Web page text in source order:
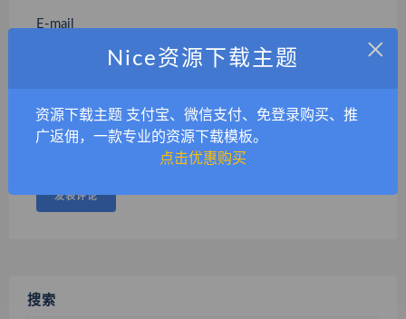
E-mail
网站
搜索
×
Nice资源下载主题
资源下载主题 支付宝、微信支付、免登录购买、推
广返佣，一款专业的资源下载模板。
点击优惠购买